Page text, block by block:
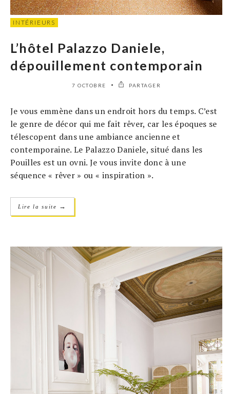
INTÉRIEURS
L’hôtel Palazzo Daniele,
dépouillement contemporain
7 OCTOBRE PARTAGER
Je vous emmène dans un endroit hors du temps. C’est
le genre de décor qui me fait rêver, car les époques se
télescopent dans une ambiance ancienne et
contemporaine. Le Palazzo Daniele, situé dans les
Pouilles est un ovni. Je vous invite donc à une
séquence « rêver » ou « inspiration ».
Lire la suite →